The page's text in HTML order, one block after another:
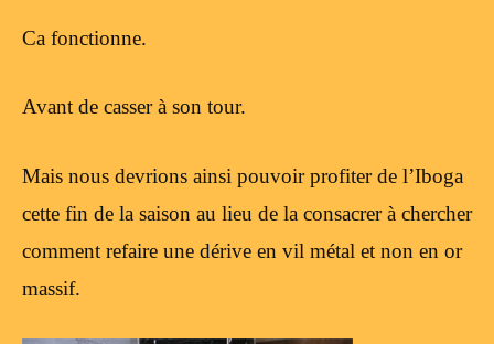
Ca fonctionne.
Avant de casser à son tour.
Mais nous devrions ainsi pouvoir profiter de l’Iboga
cette fin de la saison au lieu de la consacrer à chercher
comment refaire une dérive en vil métal et non en or
massif.